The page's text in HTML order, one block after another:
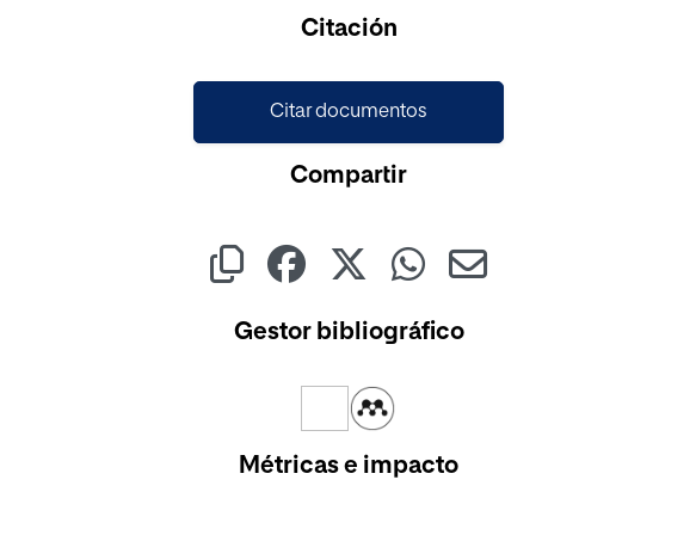
Citación
Citar documentos
Compartir
Gestor bibliográfico
Métricas e impacto